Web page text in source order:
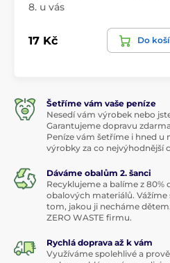
8. u vás
17 Kč Do
Šetříme vám vaše peníze
Nesedí vám výrobek nebo
Garantujeme dopravu
Peníze vám šetříme i hned u
výrobky za co nejvýhodnější
Dáváme obalům 2. šanci
Recyklujeme a balíme z
obalových materiálů. Vážíme
tom, jakou ji necháme
ZERO WASTE firmu.
Rychlá doprava až k vám
Využíváme spolehlivé a